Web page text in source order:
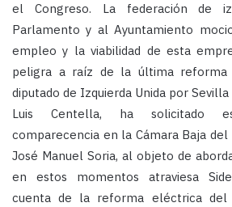
el Congreso. La federación de
Parlamento y al Ayuntamiento
empleo y la viabilidad de esta
peligra a raíz de la última
diputado de Izquierda Unida por
Luis Centella, ha solicitado
comparecencia en la Cámara Baja
José Manuel Soria, al objeto de
en estos momentos atraviesa
cuenta de la reforma eléctrica del